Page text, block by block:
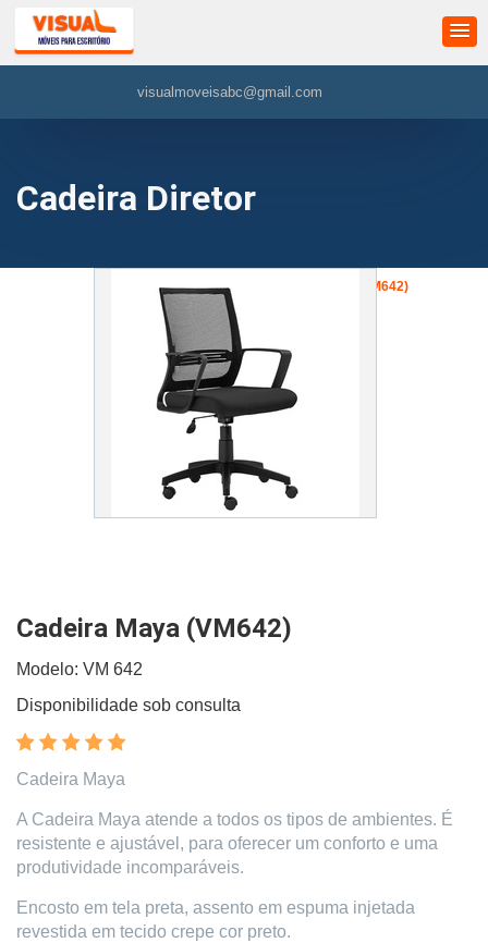
visualmoveisabc@gmail.com
Cadeira Diretor
»Cadeira Diretor Cadeira Maya (VM642)
Cadeira Maya (VM642)
Modelo: VM 642
Disponibilidade sob consulta
Cadeira Maya
A Cadeira Maya atende a todos os tipos de ambientes. É
resistente e ajustável, para oferecer um conforto e uma
produtividade incomparáveis.
Encosto em tela preta, assento em espuma injetada
revestida em tecido crepe cor preto.